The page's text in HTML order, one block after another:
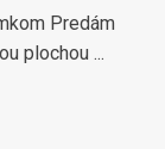
Predám
plochou ...